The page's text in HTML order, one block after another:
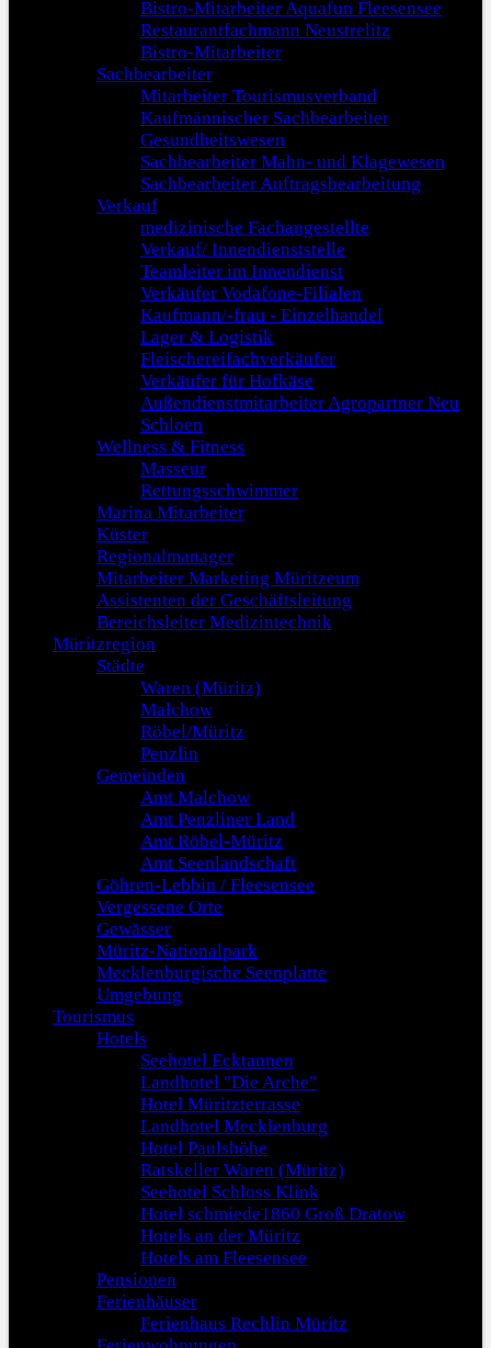
Bistro-Mitarbeiter Aquafun Fleesensee
Restaurantfachmann Neustrelitz
Bistro-Mitarbeiter
Sachbearbeiter
Mitarbeiter Tourismusverband
Kaufmännischer Sachbearbeiter
Gesundheitswesen
Sachbearbeiter Mahn- und Klagewesen
Sachbearbeiter Auftragsbearbeitung
Verkauf
medizinische Fachangestellte
Verkauf/ Innendienststelle
Teamleiter im Innendienst
Verkäufer Vodafone-Filialen
Kaufmann/-frau - Einzelhandel
Lager & Logistik
Fleischereifachverkäufer
Verkäufer für Hofkäse
Außendienstmitarbeiter Agropartner Neu
Schloen
Wellness & Fitness
Masseur
Rettungsschwimmer
Marina Mitarbeiter
Küster
Regionalmanager
Mitarbeiter Marketing Müritzeum
Assistenten der Geschäftsleitung
Bereichsleiter Medizintechnik
Müritzregion
Städte
Waren (Müritz)
Malchow
Röbel/Müritz
Penzlin
Gemeinden
Amt Malchow
Amt Penzliner Land
Amt Röbel-Müritz
Amt Seenlandschaft
Göhren-Lebbin / Fleesensee
Vergessene Orte
Gewässer
Müritz-Nationalpark
Mecklenburgische Seenplatte
Umgebung
Tourismus
Hotels
Seehotel Ecktannen
Landhotel "Die Arche"
Hotel Müritzterrasse
Landhotel Mecklenburg
Hotel Paulshöhe
Ratskeller Waren (Müritz)
Seehotel Schloss Klink
Hotel schmiede1860 Groß Dratow
Hotels an der Müritz
Hotels am Fleesensee
Pensionen
Ferienhäuser
Ferienhaus Rechlin Müritz